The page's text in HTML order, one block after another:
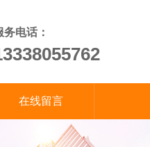
务电话：
在线留言